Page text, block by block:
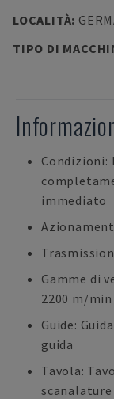
LOCALITÀ:
TIPO DI
Condizioni:
immediato
Gamme di
2200 m/min
Guide:
guida
Tavola:
scanalature